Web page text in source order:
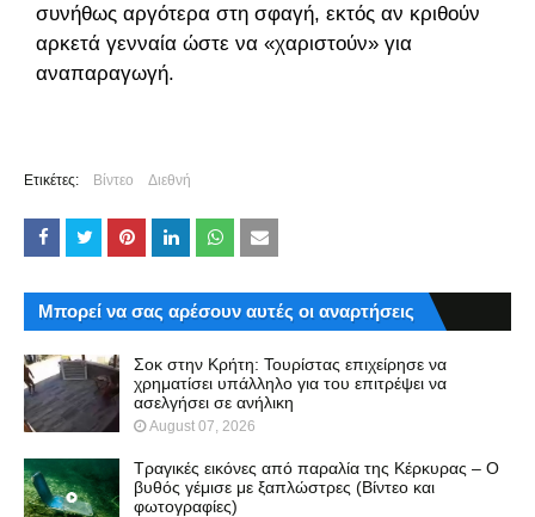
συνήθως αργότερα στη σφαγή, εκτός αν κριθούν
αρκετά γενναία ώστε να «χαριστούν» για
αναπαραγωγή.
Ετικέτες: Βίντεο Διεθνή
Μπορεί να σας αρέσουν αυτές οι αναρτήσεις
Σοκ στην Κρήτη: Τουρίστας επιχείρησε να
χρηματίσει υπάλληλο για του επιτρέψει να
ασελγήσει σε ανήλικη
August 07, 2026
Τραγικές εικόνες από παραλία της Κέρκυρας – Ο
βυθός γέμισε με ξαπλώστρες (Βίντεο και
φωτογραφίες)